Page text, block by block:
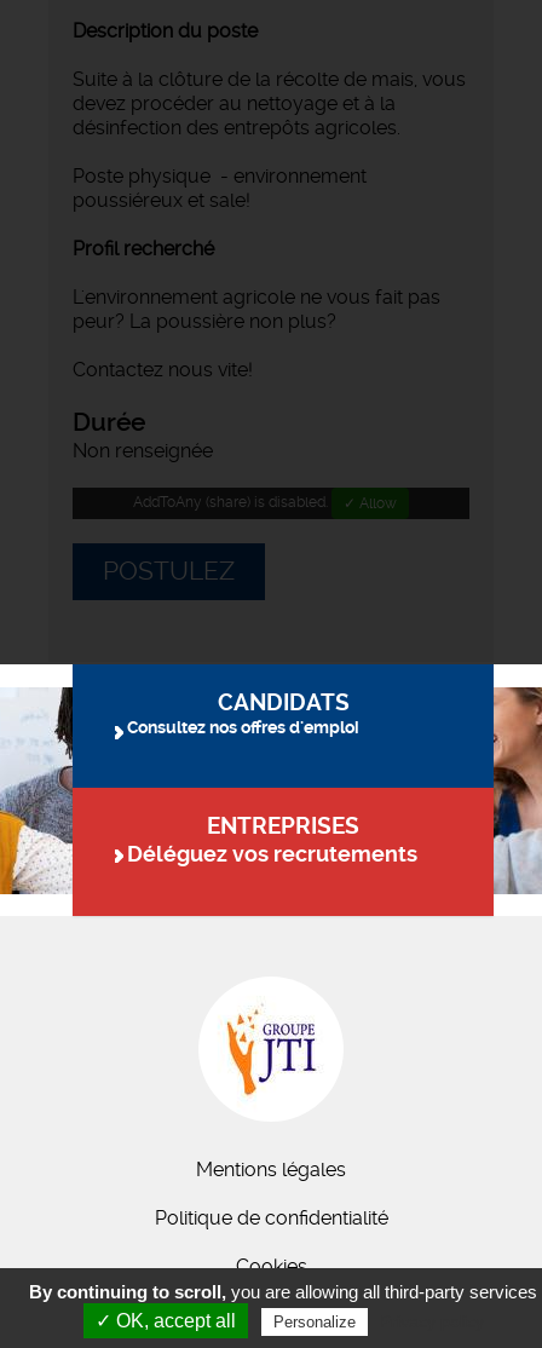
Description du poste
Suite à la clôture de la récolte de mais, vous
devez procéder au nettoyage et à la
désinfection des entrepôts agricoles.
Poste physique - environnement
poussiéreux et sale!
Profil recherché
L'environnement agricole ne vous fait pas
peur? La poussière non plus?
Contactez nous vite!
Durée
Non renseignée
AddToAny (share) is disabled. ✓ Allow
POSTULEZ
CANDIDATS
Consultez nos offres d'emploi
ENTREPRISES
Déléguez vos recrutements
Mentions légales
Politique de confidentialité
Cookies
By continuing to scroll, you are allowing all third-party services
✓ OK, accept all
Personalize